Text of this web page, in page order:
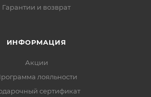
Гарантии и возврат
ИНФОРМАЦИЯ
Акции
лояльности
сертификат